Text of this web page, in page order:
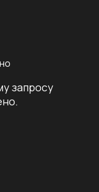
запросу